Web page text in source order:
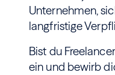
Unternehmen,
langfristige
Bist du
ein und bewirb